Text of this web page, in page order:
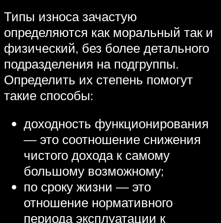
Типы износа зачастую
определяются как моральный так и
физический, без более детального
подразделения на подгруппы.
Определить их степень помогут
такие способы:
доходность функционирования
— это соотношение снижения
чистого дохода к самому
большому возможному;
по сроку жизни — это
отношение нормативного
периода эксплуатации к